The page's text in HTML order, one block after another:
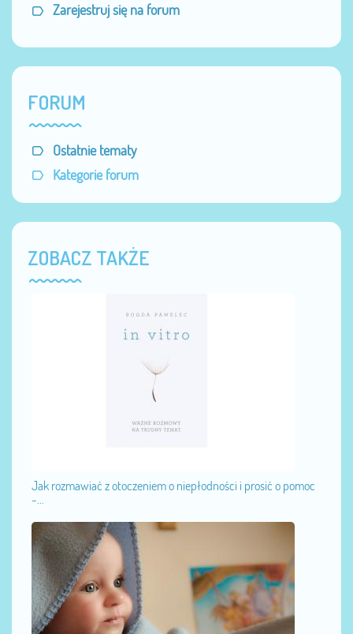
Zarejestruj się na forum
FORUM
Ostatnie tematy
Kategorie forum
ZOBACZ TAKŻE
Jak rozmawiać z otoczeniem o niepłodności i prosić o pomoc
-...